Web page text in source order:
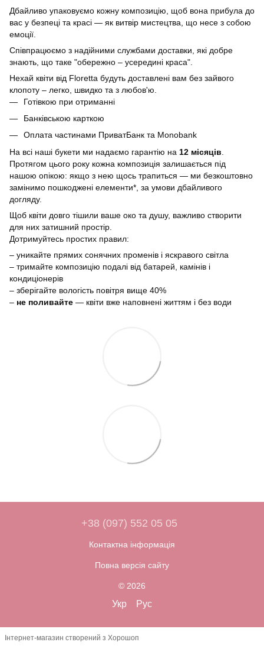
Дбайливо упаковуємо кожну композицію, щоб вона прибула до
вас у безпеці та красі — як витвір мистецтва, що несе з собою
емоції.
Співпрацюємо з надійними службами доставки, які добре
знають, що таке "обережно – усередині краса".
Нехай квіти від Floretta будуть доставлені вам без зайвого
клопоту – легко, швидко та з любов'ю.
Готівкою при отриманні
Банківською карткою
Оплата частинами ПриватБанк та Monobank
На всі наші букети ми надаємо гарантію на 12 місяців
Протягом цього року кожна композиція залишається під
нашою опікою: якщо з нею щось трапиться — ми безкоштовно
замінимо пошкоджені елементи*, за умови дбайливого
догляду.
Щоб квіти довго тішили ваше око та душу, важливо створити
для них затишний простір.
Дотримуйтесь простих правил:
– уникайте прямих сонячних променів і яскравого світла
– тримайте композицію подалі від батарей, камінів і
кондиціонерів
– зберігайте вологість повітря вище 40%
– не поливайте — квіти вже наповнені життям і без води
+38 (097) 552 05 05
Контактна інформація
Повна версія сайту
© 2026
Укр Рус
Інтернет-магазин створений з Хорошоп